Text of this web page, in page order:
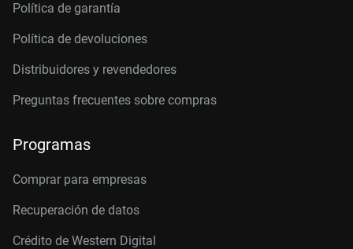
Política de garantía
Política de devoluciones
Distribuidores y revendedores
Preguntas frecuentes sobre compras
Programas
Comprar para empresas
Recuperación de datos
Crédito de Western Digital